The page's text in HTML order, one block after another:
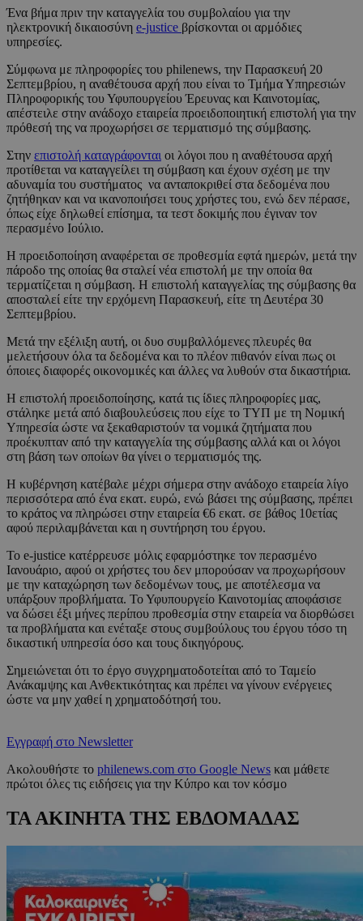
Ένα βήμα πριν την καταγγελία του συμβολαίου για την
ηλεκτρονική δικαιοσύνη e-justice βρίσκονται οι αρμόδιες
υπηρεσίες.
Σύμφωνα με πληροφορίες του philenews, την Παρασκευή 20
Σεπτεμβρίου, η αναθέτουσα αρχή που είναι το Τμήμα Υπηρεσιών
Πληροφορικής του Υφυπουργείου Έρευνας και Καινοτομίας,
απέστειλε στην ανάδοχο εταιρεία προειδοποιητική επιστολή για την
πρόθεσή της να προχωρήσει σε τερματισμό της σύμβασης.
Στην επιστολή καταγράφονται οι λόγοι που η αναθέτουσα αρχή
προτίθεται να καταγγείλει τη σύμβαση και έχουν σχέση με την
αδυναμία του συστήματος να ανταποκριθεί στα δεδομένα που
ζητήθηκαν και να ικανοποιήσει τους χρήστες του, ενώ δεν πέρασε,
όπως είχε δηλωθεί επίσημα, τα τεστ δοκιμής που έγιναν τον
περασμένο Ιούλιο.
Η προειδοποίηση αναφέρεται σε προθεσμία εφτά ημερών, μετά την
πάροδο της οποίας θα σταλεί νέα επιστολή με την οποία θα
τερματίζεται η σύμβαση. Η επιστολή καταγγελίας της σύμβασης θα
αποσταλεί είτε την ερχόμενη Παρασκευή, είτε τη Δευτέρα 30
Σεπτεμβρίου.
Μετά την εξέλιξη αυτή, οι δυο συμβαλλόμενες πλευρές θα
μελετήσουν όλα τα δεδομένα και το πλέον πιθανόν είναι πως οι
όποιες διαφορές οικονομικές και άλλες να λυθούν στα δικαστήρια.
Η επιστολή προειδοποίησης, κατά τις ίδιες πληροφορίες μας,
στάληκε μετά από διαβουλεύσεις που είχε το ΤΥΠ με τη Νομική
Υπηρεσία ώστε να ξεκαθαριστούν τα νομικά ζητήματα που
προέκυπταν από την καταγγελία της σύμβασης αλλά και οι λόγοι
στη βάση των οποίων θα γίνει ο τερματισμός της.
Η κυβέρνηση κατέβαλε μέχρι σήμερα στην ανάδοχο εταιρεία λίγο
περισσότερα από ένα εκατ. ευρώ, ενώ βάσει της σύμβασης, πρέπει
το κράτος να πληρώσει στην εταιρεία €6 εκατ. σε βάθος 10ετίας
αφού περιλαμβάνεται και η συντήρηση του έργου.
Το e-justice κατέρρευσε μόλις εφαρμόστηκε τον περασμένο
Ιανουάριο, αφού οι χρήστες του δεν μπορούσαν να προχωρήσουν
με την καταχώρηση των δεδομένων τους, με αποτέλεσμα να
υπάρξουν προβλήματα. Το Υφυπουργείο Καινοτομίας αποφάσισε
να δώσει έξι μήνες περίπου προθεσμία στην εταιρεία να διορθώσει
τα προβλήματα και ενέταξε στους συμβούλους του έργου τόσο τη
δικαστική υπηρεσία όσο και τους δικηγόρους.
Σημειώνεται ότι το έργο συγχρηματοδοτείται από το Ταμείο
Ανάκαμψης και Ανθεκτικότητας και πρέπει να γίνουν ενέργειες
ώστε να μην χαθεί η χρηματοδότησή του.
Εγγραφή στο Newsletter
Ακολουθήστε το philenews.com στο Google News και μάθετε
πρώτοι όλες τις ειδήσεις για την Κύπρο και τον κόσμο
ΤΑ ΑΚΙΝΗΤΑ ΤΗΣ ΕΒΔΟΜΑΔΑΣ